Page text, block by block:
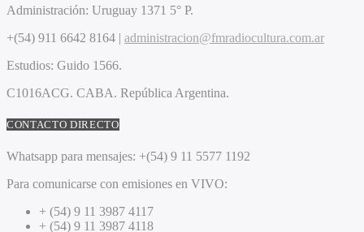
Administración: Uruguay 1371 5° P.
+(54) 911 6642 8164 | administracion@fmradiocultura.com.ar
Estudios: Guido 1566.
C1016ACG. CABA. República Argentina.
CONTACTO DIRECTO
Whatsapp para mensajes: +(54) 9 11 5577 1192
Para comunicarse con emisiones en VIVO:
+ (54) 9 11 3987 4117
+ (54) 9 11 3987 4118